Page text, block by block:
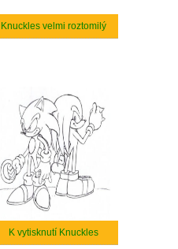
Knuckles velmi roztomilý
K vytisknutí Knuckles